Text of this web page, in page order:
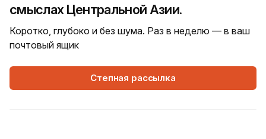
смыслах Центральной Азии.
Коротко, глубоко и без шума. Раз в неделю — в ваш
почтовый ящик
Степная рассылка